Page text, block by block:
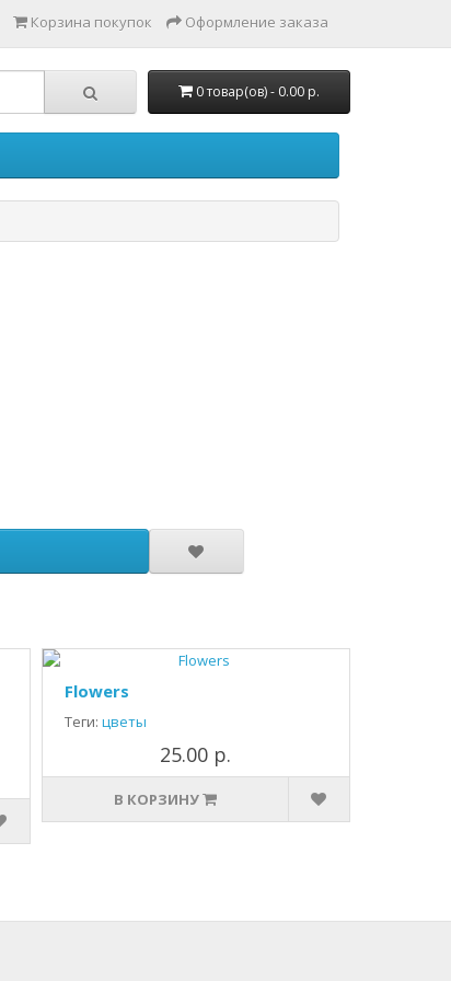
Корзина покупок Оформление заказа
0 товар(ов) - 0.00 р.
Flowers
Теги: цветы
25.00 р.
В КОРЗИНУ